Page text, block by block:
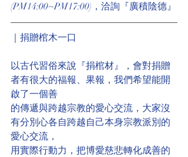
(PM14:00~PM17:00)，洽詢『廣積陰德』
｜捐贈棺木一口
以古代習俗來說『捐棺材』，會對捐贈
者有很大的福報、果報，我們希望能開
啟了一個善
的傳遞與跨越宗教的愛心交流，大家沒
有分別心各自跨越自己本身宗教派別的
愛心交流，
用實際行動力，把博愛慈悲轉化成善的